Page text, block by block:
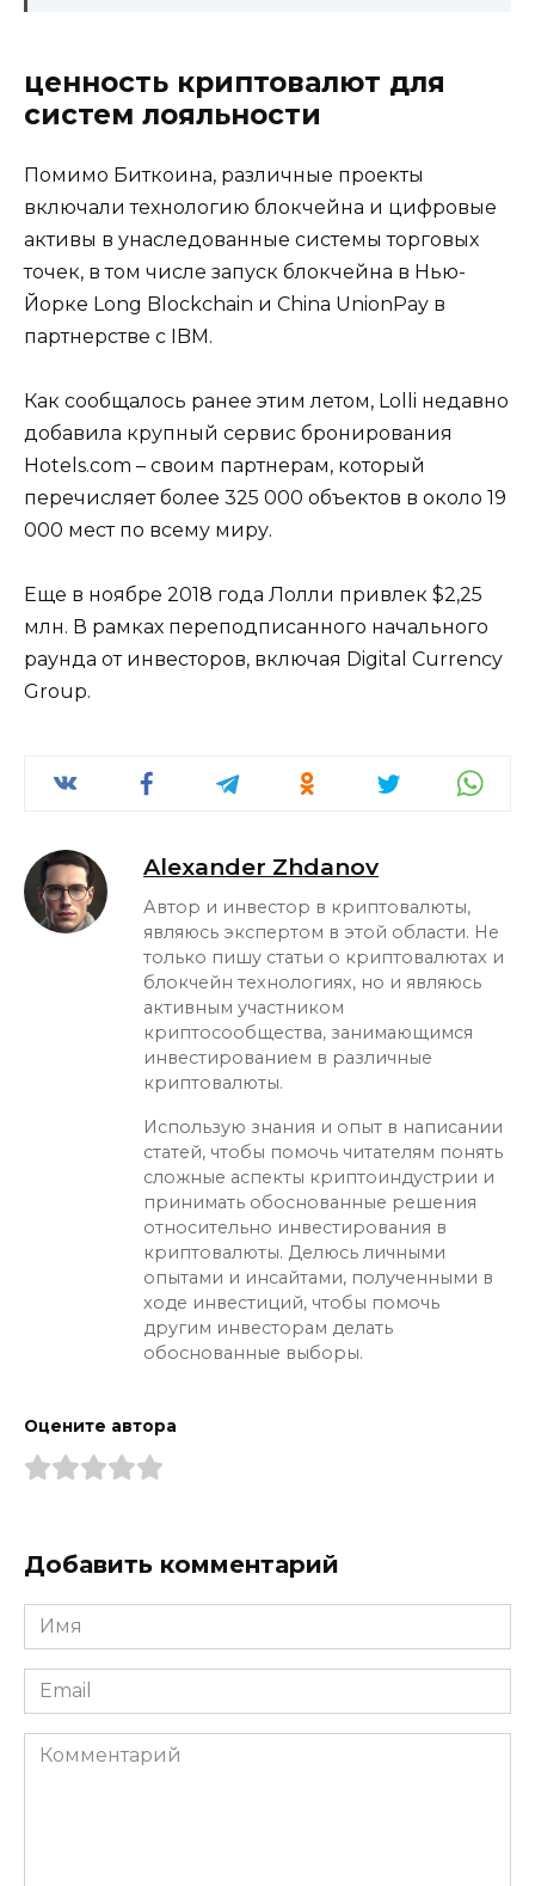
ценность криптовалют для
систем лояльности
Помимо Биткоина, различные проекты
включали технологию блокчейна и цифровые
активы в унаследованные системы торговых
точек, в том числе запуск блокчейна в Нью-
Йорке Long Blockchain и China UnionPay в
партнерстве с IBM.
Как сообщалось ранее этим летом, Lolli недавно
добавила крупный сервис бронирования
Hotels.com – своим партнерам, который
перечисляет более 325 000 объектов в около 19
000 мест по всему миру.
Еще в ноябре 2018 года Лолли привлек $2,25
млн. В рамках переподписанного начального
раунда от инвесторов, включая Digital Currency
Group.
Alexander Zhdanov
Автор и инвестор в криптовалюты,
являюсь экспертом в этой области. Не
только пишу статьи о криптовалютах и
блокчейн технологиях, но и являюсь
активным участником
криптосообщества, занимающимся
инвестированием в различные
криптовалюты.
Использую знания и опыт в написании
статей, чтобы помочь читателям понять
сложные аспекты криптоиндустрии и
принимать обоснованные решения
относительно инвестирования в
криптовалюты. Делюсь личными
опытами и инсайтами, полученными в
ходе инвестиций, чтобы помочь
другим инвесторам делать
обоснованные выборы.
Оцените автора
Добавить комментарий
Имя
*
Email
*
Комментарий